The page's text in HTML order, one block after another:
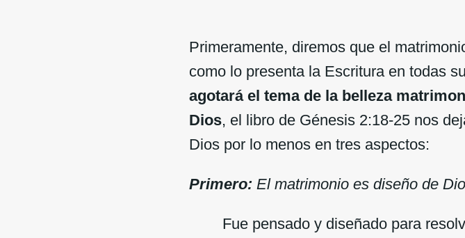
Primeramente, diremos que el
como lo presenta la Escritura en todas
agotará el tema de la belleza
Dios, el libro de Génesis 2:18-25 nos
Dios por lo menos en tres aspectos:
Primero: El matrimonio es diseño de
Fue pensado y diseñado para